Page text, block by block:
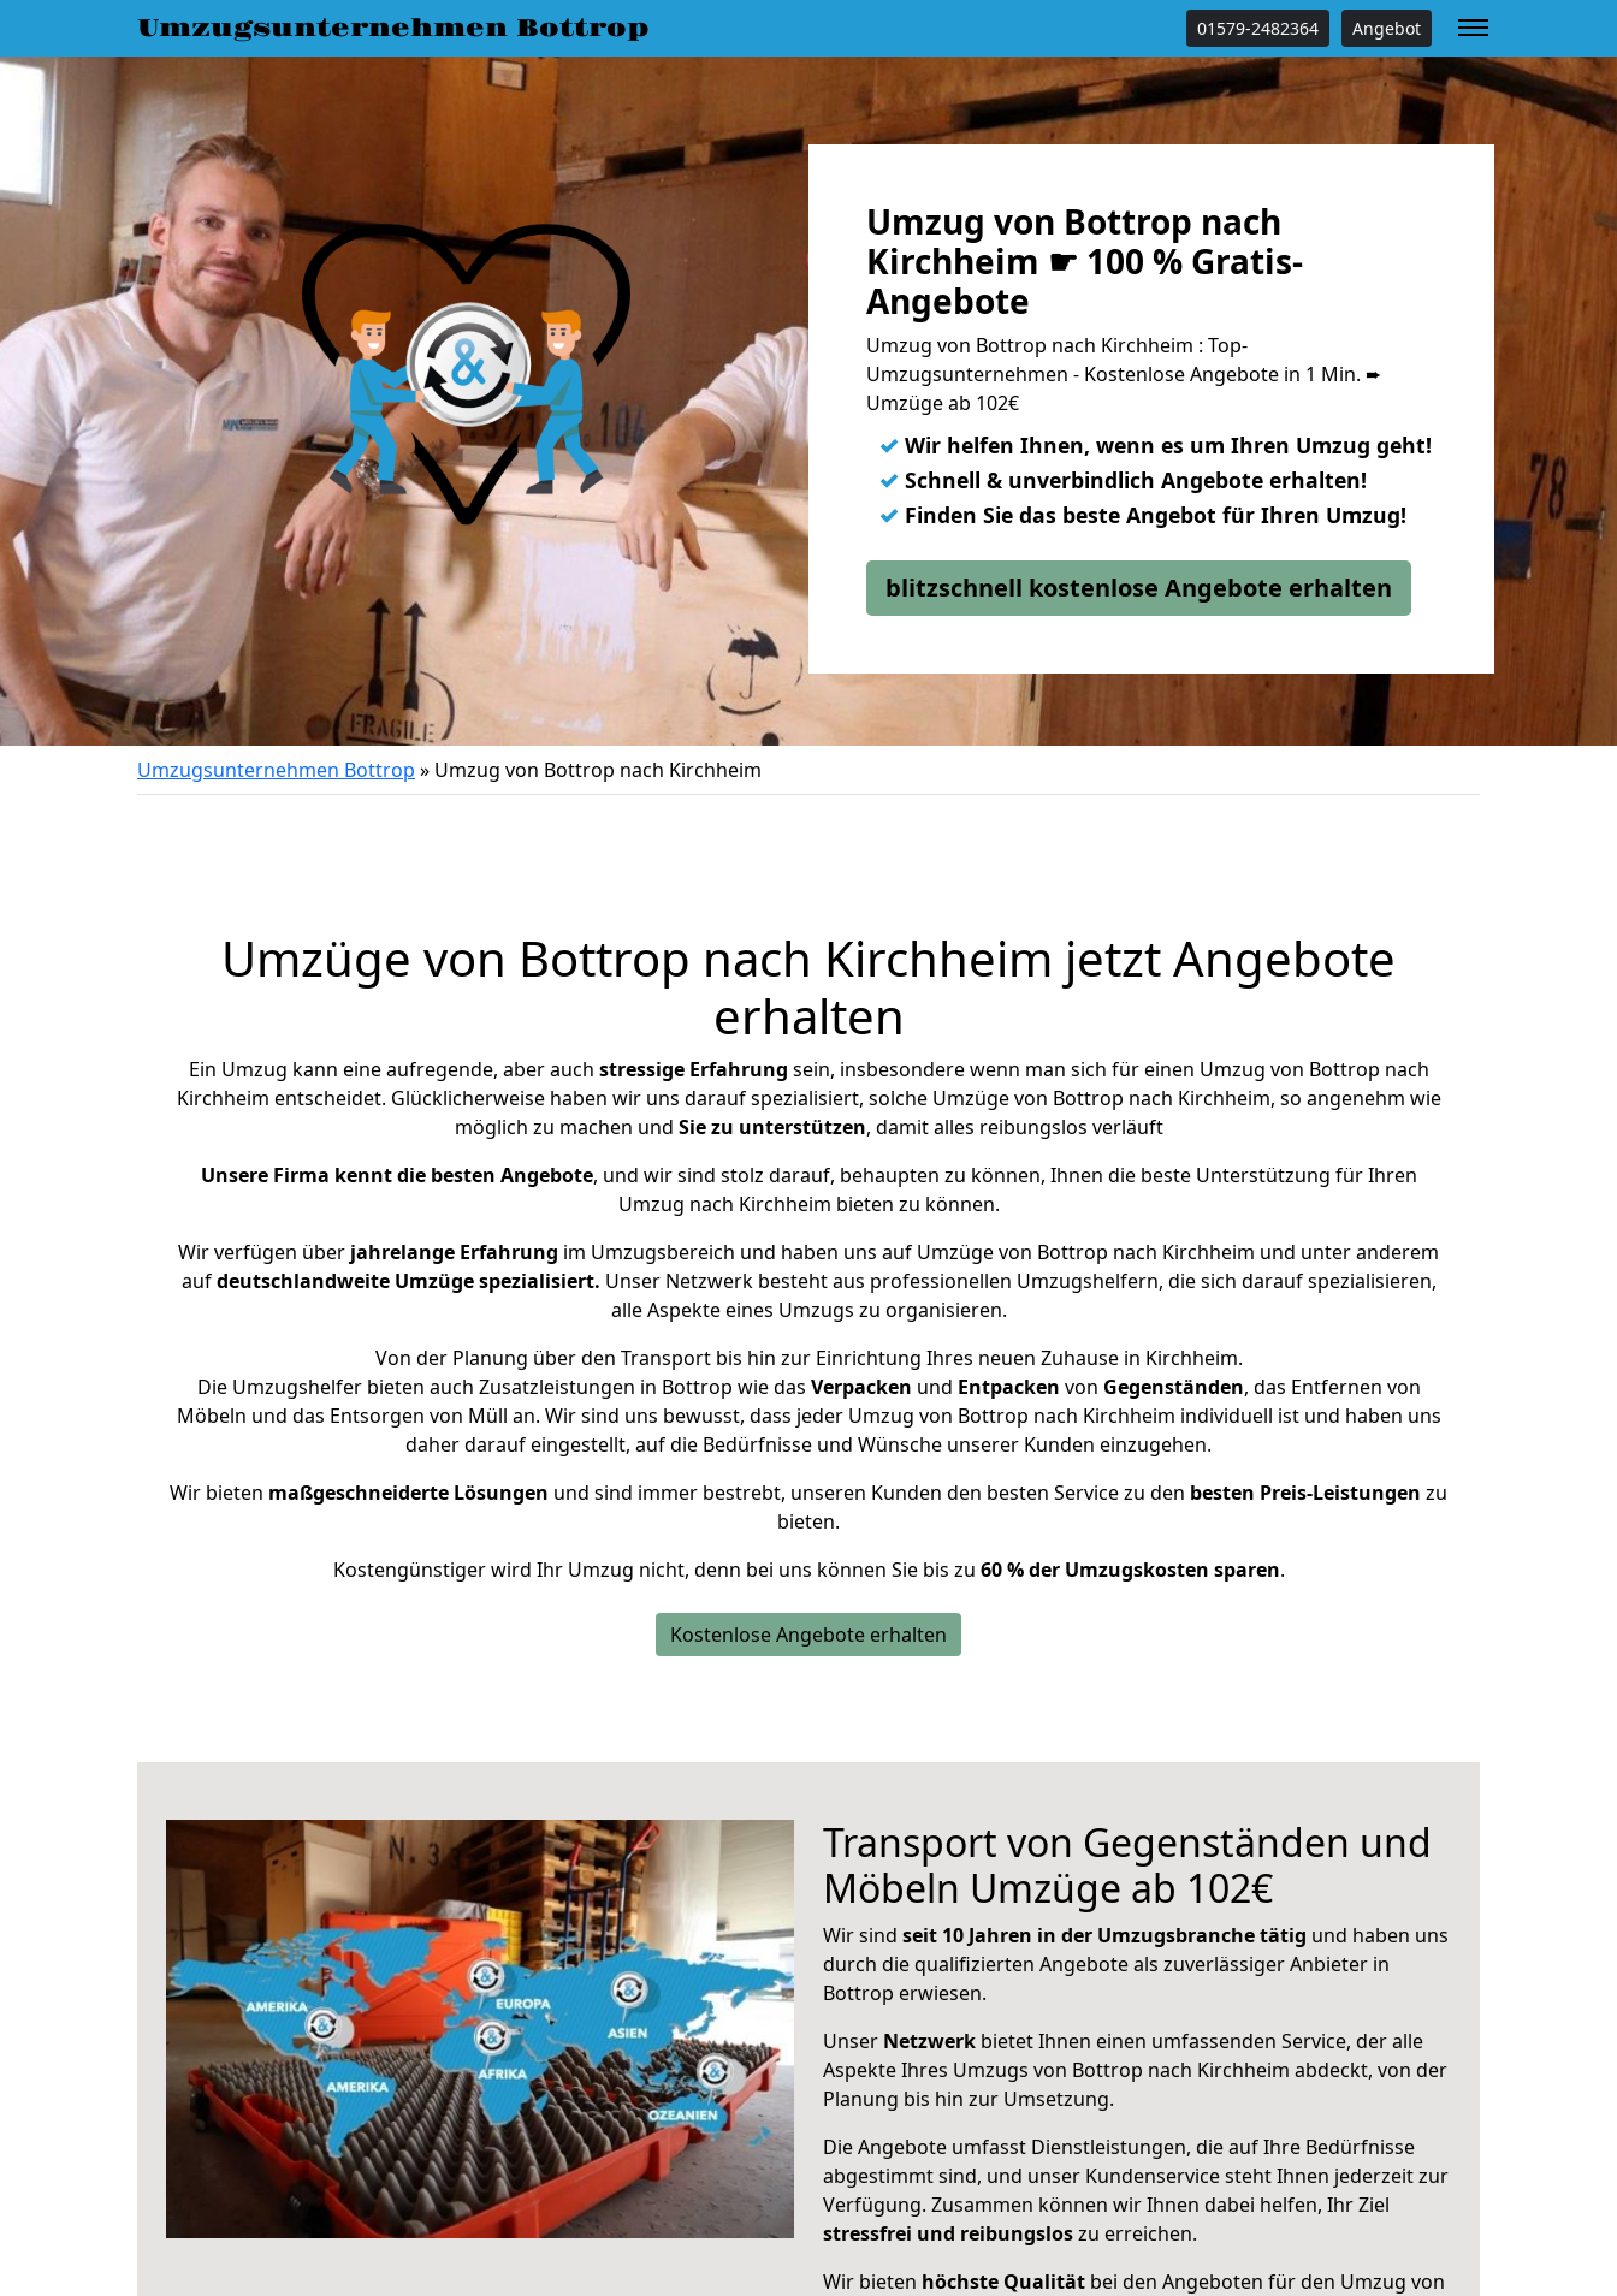
Umzugsunternehmen Bottrop 01579-2482364 Angebot
Umzug von Bottrop nach
Kirchheim ☛ 100 % Gratis-
Angebote
Umzug von Bottrop nach Kirchheim : Top-
Umzugsunternehmen - Kostenlose Angebote in 1 Min. ➨
Umzüge ab 102€
✓ Wir helfen Ihnen, wenn es um Ihren Umzug geht!
✓ Schnell & unverbindlich Angebote erhalten!
✓ Finden Sie das beste Angebot für Ihren Umzug!
blitzschnell kostenlose Angebote erhalten
Umzugsunternehmen Bottrop » Umzug von Bottrop nach Kirchheim
Umzüge von Bottrop nach Kirchheim jetzt Angebote
erhalten
Ein Umzug kann eine aufregende, aber auch stressige Erfahrung sein, insbesondere wenn man sich für einen Umzug von Bottrop nach
Kirchheim entscheidet. Glücklicherweise haben wir uns darauf spezialisiert, solche Umzüge von Bottrop nach Kirchheim, so angenehm wie
möglich zu machen und Sie zu unterstützen, damit alles reibungslos verläuft
Unsere Firma kennt die besten Angebote, und wir sind stolz darauf, behaupten zu können, Ihnen die beste Unterstützung für Ihren
Umzug nach Kirchheim bieten zu können.
Wir verfügen über jahrelange Erfahrung im Umzugsbereich und haben uns auf Umzüge von Bottrop nach Kirchheim und unter anderem
aufdeutschlandweite Umzüge spezialisiert. Unser Netzwerk besteht aus professionellen Umzugshelfern, die sich darauf spezialisieren,
alle Aspekte eines Umzugs zu organisieren.
Von der Planung über den Transport bis hin zur Einrichtung Ihres neuen Zuhause in Kirchheim.
Die Umzugshelfer bieten auch Zusatzleistungen in Bottrop wie das Verpacken und Entpacken von Gegenständen, das Entfernen von
Möbeln und das Entsorgen von Müll an. Wir sind uns bewusst, dass jeder Umzug von Bottrop nach Kirchheim individuell ist und haben uns
daher darauf eingestellt, auf die Bedürfnisse und Wünsche unserer Kunden einzugehen.
Wir bieten maßgeschneiderte Lösungen und sind immer bestrebt, unseren Kunden den besten Service zu den besten Preis-Leistungen zu
bieten.
Kostengünstiger wird Ihr Umzug nicht, denn bei uns können Sie bis zu 60 % der Umzugskosten sparen.
Kostenlose Angebote erhalten
Transport von Gegenständen und
Möbeln Umzüge ab 102€
Wir sind seit 10 Jahren in der Umzugsbranche tätig und haben uns
durch die qualifizierten Angebote als zuverlässiger Anbieter in
Bottrop erwiesen.
Unser Netzwerk bietet Ihnen einen umfassenden Service, der alle
Aspekte Ihres Umzugs von Bottrop nach Kirchheim abdeckt, von der
Planung bis hin zur Umsetzung.
Die Angebote umfasst Dienstleistungen, die auf Ihre Bedürfnisse
abgestimmt sind, und unser Kundenservice steht Ihnen jederzeit zur
Verfügung. Zusammen können wir Ihnen dabei helfen, Ihr Ziel
stressfrei und reibungsloszu erreichen.
Wir bieten höchste Qualität bei den Angeboten für den Umzug von